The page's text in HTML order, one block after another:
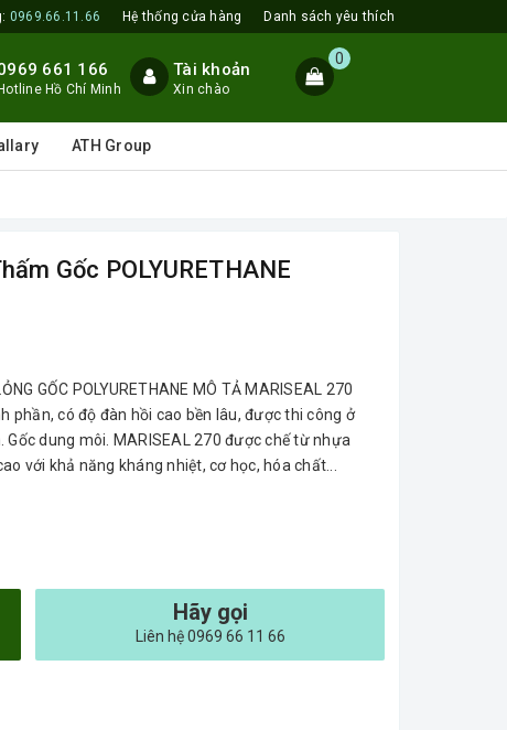
0969.66.11.66 Hệ thống cửa hàng Danh sách yêu thích
661 166
Hotline Hồ Chí Minh
Tài khoản
Xin chào
0
ATH Group
Gốc POLYURETHANE
GỐC POLYURETHANE MÔ TẢ MARISEAL 270
phần, có độ đàn hồi cao bền lâu, được thi công ở
dung môi. MARISEAL 270 được chế từ nhựa
với khả năng kháng nhiệt, cơ học, hóa chất...
Hãy gọi
Liên hệ 0969 66 11 66